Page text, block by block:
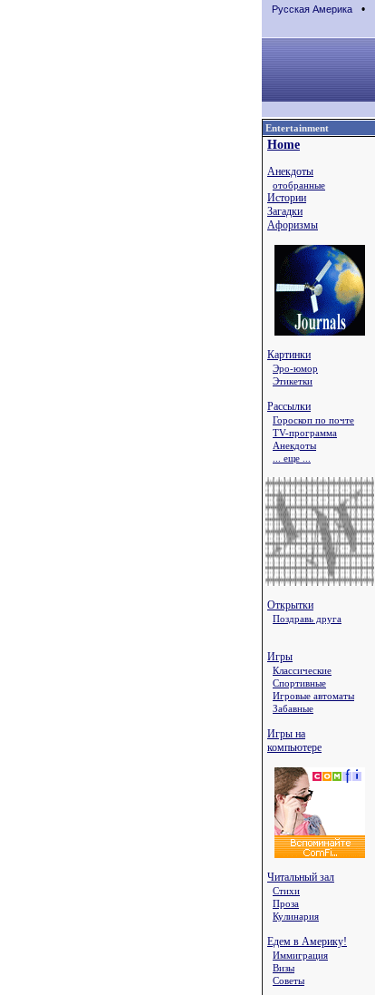
Русская Америка •
Entertainment
Home
Анекдоты
отобранные
Истории
Загадки
Афоризмы
Картинки
Эро-юмор
Этикетки
Рассылки
Гороскоп по почте
TV-программа
Анекдоты
... еще ...
Открытки
Поздравь друга
Игры
Классические
Спортивные
Игровые автоматы
Забавные
Игры на
компьютере
Читальный зал
Стихи
Проза
Кулинария
Едем в Америку!
Иммиграция
Визы
Советы